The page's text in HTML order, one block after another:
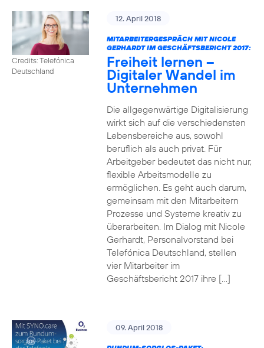
Credits: Telefónica
Deutschland
12. April 2018
MITARBEITERGESPRÄCH MIT NICOLE
GERHARDT IM GESCHÄFTSBERICHT 2017:
Freiheit lernen –
Digitaler Wandel im
Unternehmen
Die allgegenwärtige Digitalisierung
wirkt sich auf die verschiedensten
Lebensbereiche aus, sowohl
beruflich als auch privat. Für
Arbeitgeber bedeutet das nicht nur,
flexible Arbeitsmodelle zu
ermöglichen. Es geht auch darum,
gemeinsam mit den Mitarbeitern
Prozesse und Systeme kreativ zu
überarbeiten. Im Dialog mit Nicole
Gerhardt, Personalvorstand bei
Telefónica Deutschland, stellen
vier Mitarbeiter im
Geschäftsbericht 2017 ihre […]
09. April 2018